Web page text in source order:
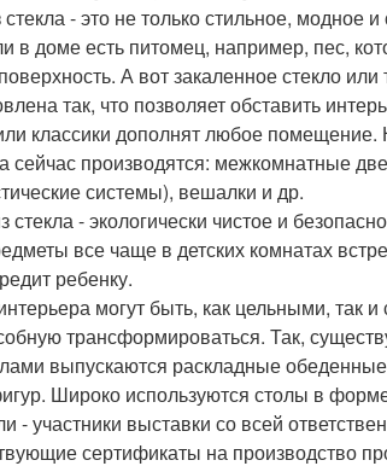
- это не только стильное,
в доме есть питомец, например, пес,
А вот закаленное стекло
так, что позволяет обставить
классики дополнят любое
сейчас производятся: межкомнатные
системы), вешалки и др.
- экологически чистое и
все чаще в детских комнатах
ребенку.
могут быть, как цельными, так
трансформироваться. Так,
выпускаются раскладные
Широко используются столы в
- участники выставки со всей
сертификаты на производство